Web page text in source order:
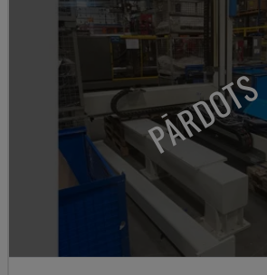
PĀRDOTS